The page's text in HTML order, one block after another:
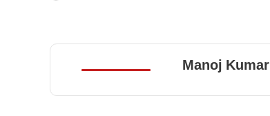
Manoj Kumar